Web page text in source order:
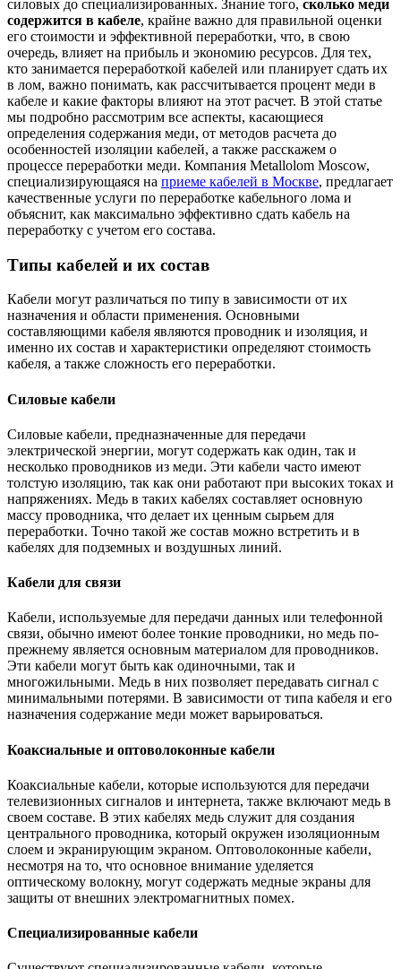
силовых до специализированных. Знание того, сколько меди
содержится в кабеле, крайне важно для правильной оценки
его стоимости и эффективной переработки, что, в свою
очередь, влияет на прибыль и экономию ресурсов. Для тех,
кто занимается переработкой кабелей или планирует сдать их
в лом, важно понимать, как рассчитывается процент меди в
кабеле и какие факторы влияют на этот расчет. В этой статье
мы подробно рассмотрим все аспекты, касающиеся
определения содержания меди, от методов расчета до
особенностей изоляции кабелей, а также расскажем о
процессе переработки меди. Компания Metallolom Moscow,
специализирующаяся на приеме кабелей в Москве, предлагает
качественные услуги по переработке кабельного лома и
объяснит, как максимально эффективно сдать кабель на
переработку с учетом его состава.
Типы кабелей и их состав
Кабели могут различаться по типу в зависимости от их
назначения и области применения. Основными
составляющими кабеля являются проводник и изоляция, и
именно их состав и характеристики определяют стоимость
кабеля, а также сложность его переработки.
Силовые кабели
Силовые кабели, предназначенные для передачи
электрической энергии, могут содержать как один, так и
несколько проводников из меди. Эти кабели часто имеют
толстую изоляцию, так как они работают при высоких токах и
напряжениях. Медь в таких кабелях составляет основную
массу проводника, что делает их ценным сырьем для
переработки. Точно такой же состав можно встретить и в
кабелях для подземных и воздушных линий.
Кабели для связи
Кабели, используемые для передачи данных или телефонной
связи, обычно имеют более тонкие проводники, но медь по-
прежнему является основным материалом для проводников.
Эти кабели могут быть как одиночными, так и
многожильными. Медь в них позволяет передавать сигнал с
минимальными потерями. В зависимости от типа кабеля и его
назначения содержание меди может варьироваться.
Коаксиальные и оптоволоконные кабели
Коаксиальные кабели, которые используются для передачи
телевизионных сигналов и интернета, также включают медь в
своем составе. В этих кабелях медь служит для создания
центрального проводника, который окружен изоляционным
слоем и экранирующим экраном. Оптоволоконные кабели,
несмотря на то, что основное внимание уделяется
оптическому волокну, могут содержать медные экраны для
защиты от внешних электромагнитных помех.
Специализированные кабели